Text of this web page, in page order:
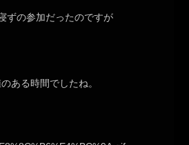
ずの参加だったのですが
ある時間でしたね。